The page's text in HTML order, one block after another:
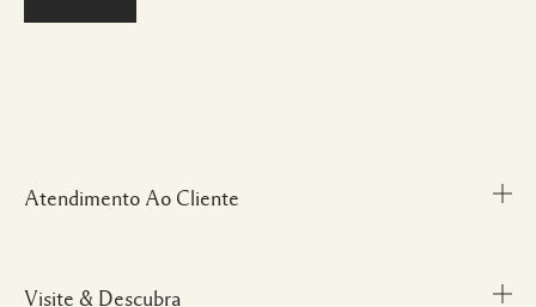
Atendimento Ao Cliente
Visite & Descubra